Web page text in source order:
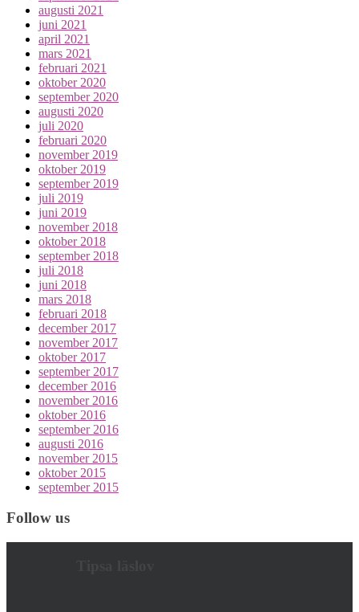
augusti 2021
juni 2021
april 2021
mars 2021
februari 2021
oktober 2020
september 2020
augusti 2020
juli 2020
februari 2020
november 2019
oktober 2019
september 2019
juli 2019
juni 2019
november 2018
oktober 2018
september 2018
juli 2018
juni 2018
mars 2018
februari 2018
december 2017
november 2017
oktober 2017
september 2017
december 2016
november 2016
oktober 2016
september 2016
augusti 2016
november 2015
oktober 2015
september 2015
Follow us